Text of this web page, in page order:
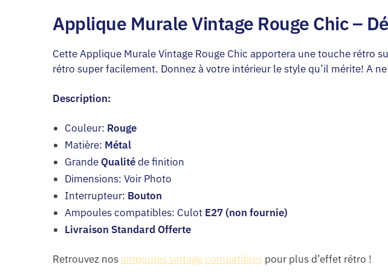
Applique Murale Vintage Rouge Chic –
Cette Applique Murale Vintage Rouge Chic apportera une touche rétro
rétro super facilement. Donnez à votre intérieur le style qu’il mérite! A
Description:
Couleur: Rouge
Matière: Métal
Grande Qualitéde finition
Dimensions: Voir Photo
Interrupteur: Bouton
Ampoules compatibles: Culot E27 (non fournie)
Livraison Standard Offerte
Retrouvez nos ampoules vintage compatibles pour plus d’effet rétro !